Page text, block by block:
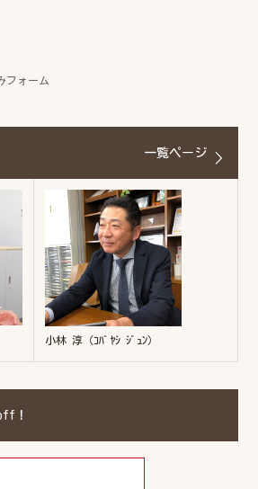
フォーム
一覧ページ
小林 淳（ｺﾊﾞﾔｼ ｼﾞｭﾝ）
！